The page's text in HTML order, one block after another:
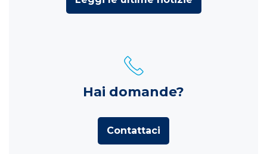
Hai domande?
Contattaci